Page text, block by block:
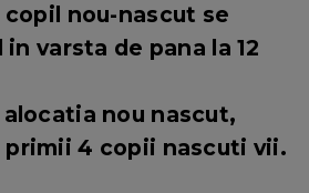
nou-nascut se
varsta de pana la 12
nou nascut,
primii 4 copii nascuti vii.